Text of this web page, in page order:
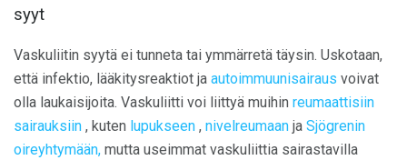
syyt
Vaskuliitin syytä ei tunneta tai ymmärretä täysin. Uskotaan,
että infektio, lääkitysreaktiot ja autoimmuunisairaus voivat
olla laukaisijoita. Vaskuliitti voi liittyä muihin reumaattisiin
sairauksiin , kuten lupukseen , nivelreumaan ja Sjögrenin
oireyhtymään, mutta useimmat vaskuliittia sairastavilla